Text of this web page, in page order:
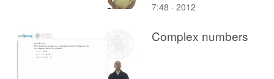
7:48 · 2012
Complex numbers